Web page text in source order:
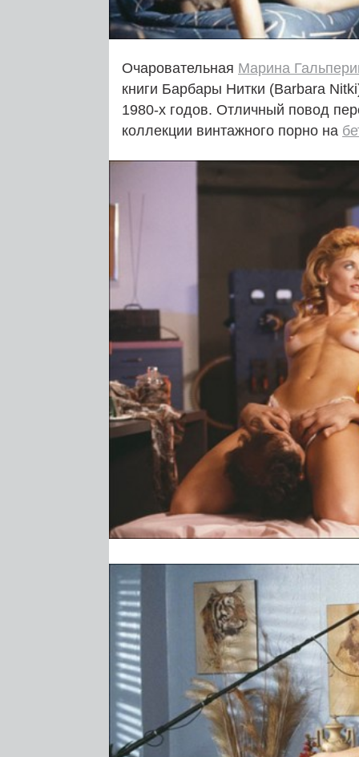
Очаровательная Марина
книги Барбары Нитки (Barbara
1980‑х годов. Отличный повод
коллекции винтажного порно на